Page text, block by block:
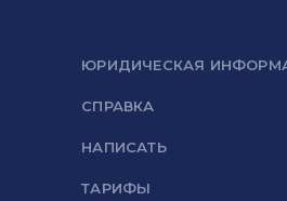
ЮРИДИЧЕСКАЯ
СПРАВКА
НАПИСАТЬ
ТАРИФЫ